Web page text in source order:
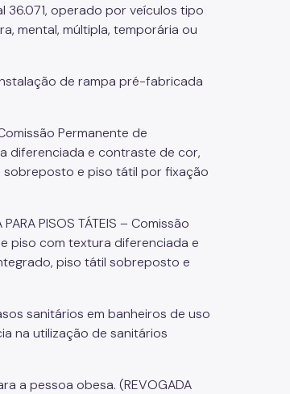
36.071, operado por veículos tipo
mental, múltipla, temporária ou
de rampa pré-fabricada
Comissão Permanente de
diferenciada e contraste de cor,
sobreposto e piso tátil por fixação
PISOS TÁTEIS – Comissão
piso com textura diferenciada e
piso tátil sobreposto e
sanitários em banheiros de uso
na utilização de sanitários
a pessoa obesa. (REVOGADA